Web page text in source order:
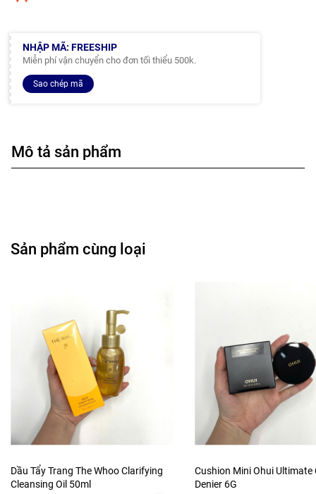
NHẬP MÃ: FREESHIP
Miễn phí vận chuyển cho đơn tối thiểu 500k.
Sao chép mã
Mô tả sản phẩm
Sản phẩm cùng loại
Dầu Tẩy Trang The Whoo Clarifying
Cleansing Oil 50ml
Cushion Mini Ohui Ultimate
Denier 6G